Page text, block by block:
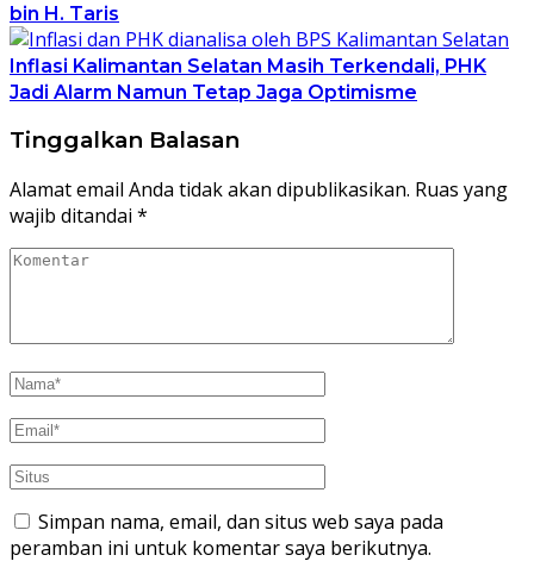
bin H. Taris
Inflasi Kalimantan Selatan Masih Terkendali, PHK
Jadi Alarm Namun Tetap Jaga Optimisme
Tinggalkan Balasan
Alamat email Anda tidak akan dipublikasikan. Ruas yang
wajib ditandai *
Simpan nama, email, dan situs web saya pada
peramban ini untuk komentar saya berikutnya.